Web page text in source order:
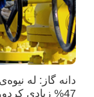
47% زیادی کردووە